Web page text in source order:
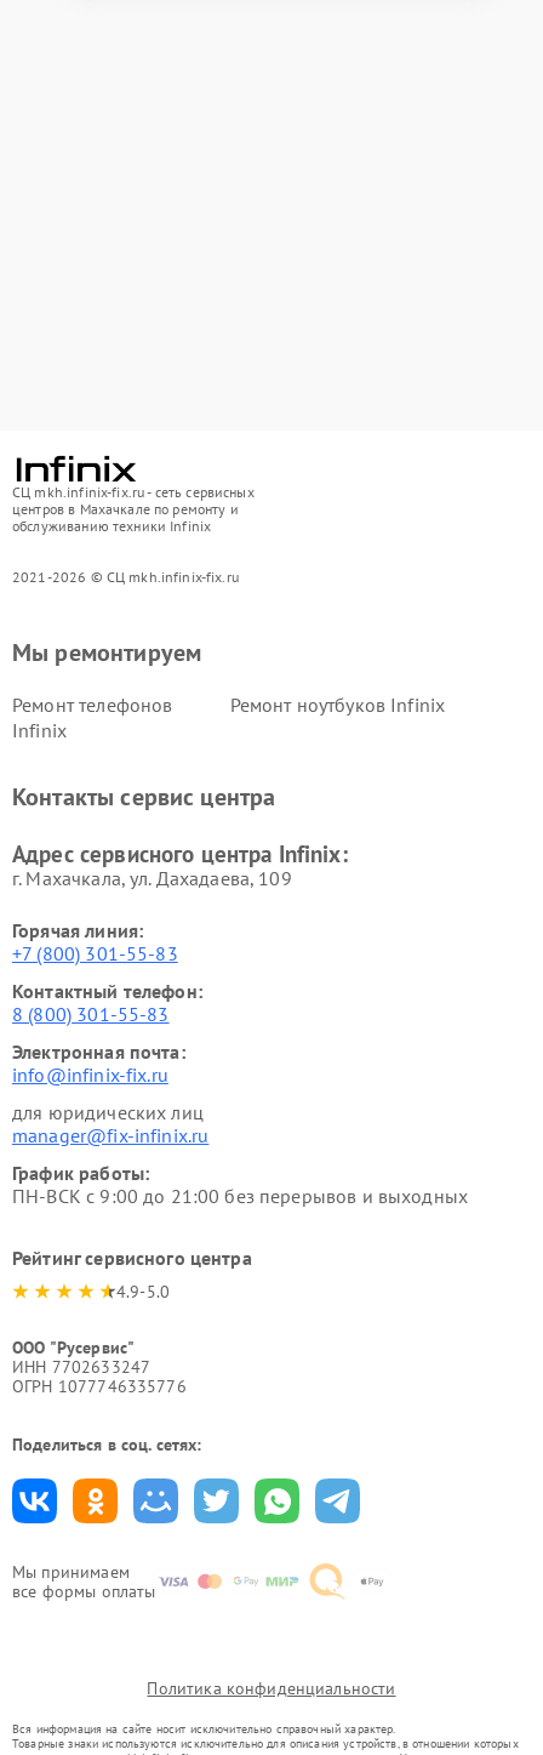
СЦ mkh.infinix-fix.ru - сеть сервисных
центров в Махачкале по ремонту и
обслуживанию техники Infinix
2021-2026 © СЦ mkh.infinix-fix.ru
Мы принимаем
все формы оплаты
Мы ремонтируем
Ремонт телефонов
Infinix
Ремонт ноутбуков Infinix
Контакты сервис центра
Адрес сервисного центра Infinix:
г. Махачкала, ул. Дахадаева, 109
Горячая линия:
+7 (800) 301-55-83
Контактный телефон:
8 (800) 301-55-83
Электронная почта:
info@infinix-fix.ru
для юридических лиц
manager@fix-infinix.ru
График работы:
ПН-ВСК с 9:00 до 21:00 без перерывов и выходных
Рейтинг сервисного центра
4.9-5.0
ООО "Русервис"
ИНН 7702633247
ОГРН 1077746335776
Поделиться в соц. сетях:
Политика конфиденциальности
Вся информация на сайте носит исключительно справочный характер.
Товарные знаки используются исключительно для описания устройств, в отношении которых